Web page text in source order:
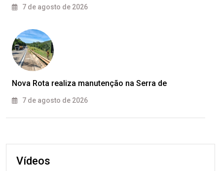
7 de agosto de 2026
Nova Rota realiza manutenção na Serra de
7 de agosto de 2026
Vídeos